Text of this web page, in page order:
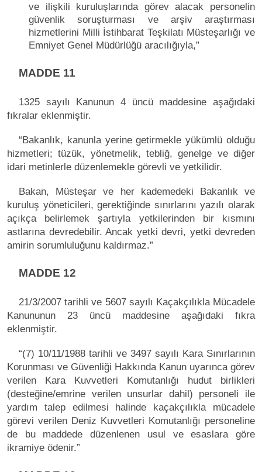
ve ilişkili kuruluşlarında görev alacak personelin
güvenlik soruşturması ve arşiv araştırması
hizmetlerini Milli İstihbarat Teşkilatı Müsteşarlığı ve
Emniyet Genel Müdürlüğü aracılığıyla,”
MADDE 11
1325 sayılı Kanunun 4 üncü maddesine aşağıdaki
fıkralar eklenmiştir.
“Bakanlık, kanunla yerine getirmekle yükümlü olduğu
hizmetleri; tüzük, yönetmelik, tebliğ, genelge ve diğer
idari metinlerle düzenlemekle görevli ve yetkilidir.
Bakan, Müsteşar ve her kademedeki Bakanlık ve
kuruluş yöneticileri, gerektiğinde sınırlarını yazılı olarak
açıkça belirlemek şartıyla yetkilerinden bir kısmını
astlarına devredebilir. Ancak yetki devri, yetki devreden
amirin sorumluluğunu kaldırmaz.”
MADDE 12
21/3/2007 tarihli ve 5607 sayılı Kaçakçılıkla Mücadele
Kanununun 23 üncü maddesine aşağıdaki fıkra
eklenmiştir.
“(7) 10/11/1988 tarihli ve 3497 sayılı Kara Sınırlarının
Korunması ve Güvenliği Hakkında Kanun uyarınca görev
verilen Kara Kuvvetleri Komutanlığı hudut birlikleri
(desteğine/emrine verilen unsurlar dahil) personeli ile
yardım talep edilmesi halinde kaçakçılıkla mücadele
görevi verilen Deniz Kuvvetleri Komutanlığı personeline
de bu maddede düzenlenen usul ve esaslara göre
ikramiye ödenir.”